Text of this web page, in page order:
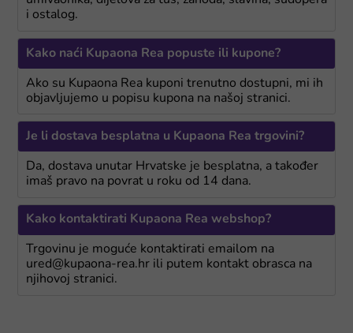
i ostalog.
Kako naći Kupaona Rea popuste ili kupone?
Ako su Kupaona Rea kuponi trenutno dostupni, mi ih
objavljujemo u popisu kupona na našoj stranici.
Je li dostava besplatna u Kupaona Rea trgovini?
Da, dostava unutar Hrvatske je besplatna, a također
imaš pravo na povrat u roku od 14 dana.
Kako kontaktirati Kupaona Rea webshop?
Trgovinu je moguće kontaktirati emailom na
ured@kupaona-rea.hr ili putem kontakt obrasca na
njihovoj stranici.